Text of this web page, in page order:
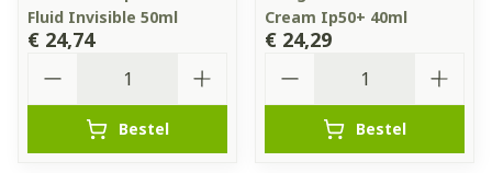
Fluid Invisible 50ml
€ 24,74
Bestel
Cream Ip50+ 40ml
€ 24,29
Bestel